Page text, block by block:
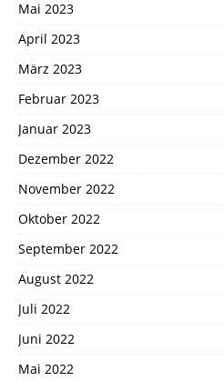
Mai 2023
April 2023
März 2023
Februar 2023
Januar 2023
Dezember 2022
November 2022
Oktober 2022
September 2022
August 2022
Juli 2022
Juni 2022
Mai 2022